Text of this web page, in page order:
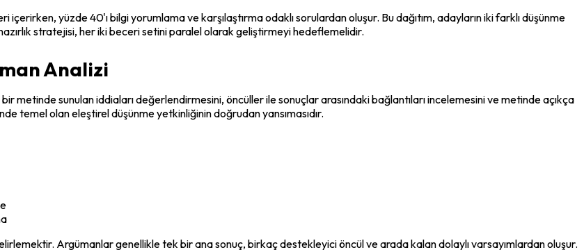
içerirken, yüzde 40'ı bilgi yorumlama ve karşılaştırma odaklı sorulardan oluşur. Bu dağıtım, adayların iki farklı düşünme
stratejisi, her iki beceri setini paralel olarak geliştirmeyi hedeflemelidir.
Analizi
metinde sunulan iddiaları değerlendirmesini, öncüller ile sonuçlar arasındaki bağlantıları incelemesini ve metinde açıkça
temel olan eleştirel düşünme yetkinliğinin doğrudan yansımasıdır.
Argümanlar genellikle tek bir ana sonuç, birkaç destekleyici öncül ve arada kalan dolaylı varsayımlardan oluşur.